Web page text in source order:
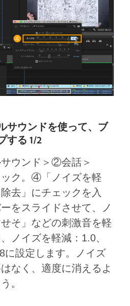
サウンドを使って、ブ
する 1/2
ウンド＞②会話＞
ク。④「ノイズを軽
去」にチェックを入
をスライドさせて、ノ
そ」などの刺激音を軽
ノイズを軽減：1.0、
に設定します。ノイズ
なく、適度に消えるよ
。